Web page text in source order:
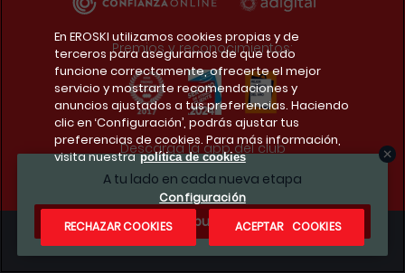
A tu lado en cada nueva etapa
¿Te apuntas?
Premios y reconocimientos:
Descarga la app del club
Condiciones legales
En EROSKI utilizamos cookies propias y de
terceros para asegurarnos de que todo
funcione correctamente, ofrecerte el mejor
servicio y mostrarte recomendaciones y
anuncios ajustados a tus preferencias. Haciendo
clic en ‘Configuración’, podrás ajustar tus
preferencias de cookies. Para más información,
visita nuestra política de cookies
Configuración
RECHAZAR COOKIES
ACEPTAR COOKIES